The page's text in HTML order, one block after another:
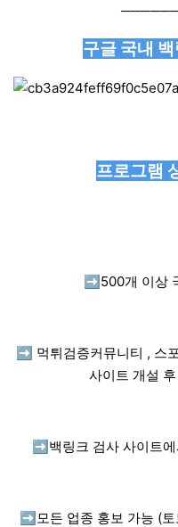
구글 국내
프로그램
➡️ 500개 이상
➡️ 먹튀검증커뮤니티 , 스
사이트 개설
➡️ 백링크 검사 사이트
➡️ 모든 업종 홍보 가능 (